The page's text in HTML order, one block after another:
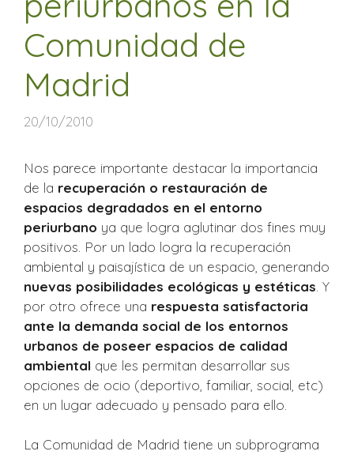
Comunidad de
Madrid
20/10/2010
Nos parece importante destacar la importancia
de la recuperación o restauración de
espacios degradados en el entorno
periurbano ya que logra aglutinar dos fines muy
positivos. Por un lado logra la recuperación
ambiental y paisajística de un espacio, generando
nuevas posibilidades ecológicas y estéticas . Y
por otro ofrece una respuesta satisfactoria
ante la demanda social de los entornos
urbanos de poseer espacios de calidad
ambiental que les permitan desarrollar sus
opciones de ocio (deportivo, familiar, social, etc)
en un lugar adecuado y pensado para ello.
La Comunidad de Madrid tiene un subprograma